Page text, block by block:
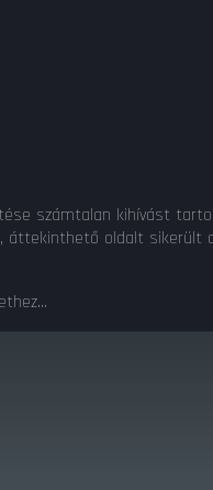
számtalan kihívást
áttekinthető oldalt sikerült